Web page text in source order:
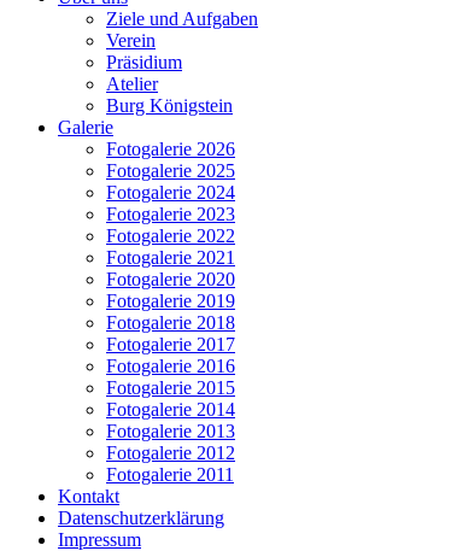
Ziele und Aufgaben
Verein
Präsidium
Atelier
Burg Königstein
Galerie
Fotogalerie 2026
Fotogalerie 2025
Fotogalerie 2024
Fotogalerie 2023
Fotogalerie 2022
Fotogalerie 2021
Fotogalerie 2020
Fotogalerie 2019
Fotogalerie 2018
Fotogalerie 2017
Fotogalerie 2016
Fotogalerie 2015
Fotogalerie 2014
Fotogalerie 2013
Fotogalerie 2012
Fotogalerie 2011
Kontakt
Datenschutzerklärung
Impressum